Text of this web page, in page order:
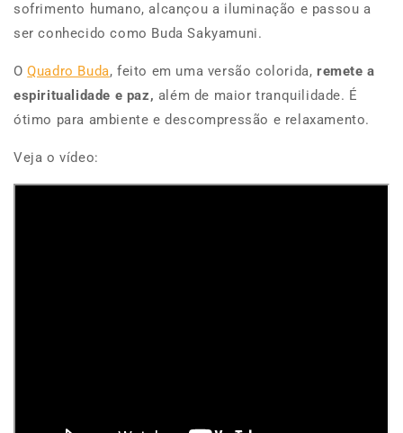
sofrimento humano, alcançou a iluminação e passou a
ser conhecido como Buda Sakyamuni.
OQuadro Buda, feito em uma versão colorida,remete a
espiritualidade e paz, além de maior tranquilidade. É
ótimo para ambiente e descompressão e relaxamento.
Veja o vídeo: